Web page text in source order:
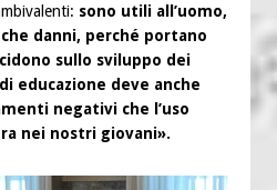
sono utili all’uomo,
danni, perché portano
sullo sviluppo dei
educazione deve anche
negativi che l’uso
nei nostri giovani».